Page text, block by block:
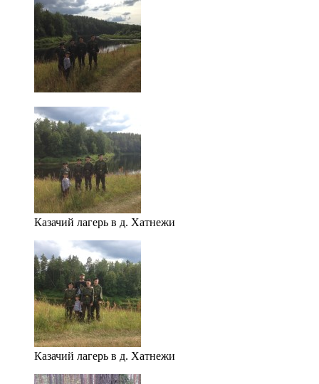
Казачий лагерь в д. Хатнежи
Казачий лагерь в д. Хатнежи